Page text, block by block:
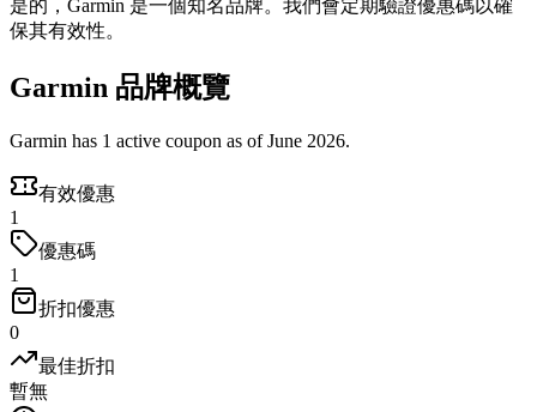
是的，Garmin 是一個知名品牌。我們會定期驗證優惠碼以確
保其有效性。
Garmin 品牌概覽
Garmin has 1 active coupon as of June 2026.
有效優惠
1
優惠碼
1
折扣優惠
0
最佳折扣
暫無